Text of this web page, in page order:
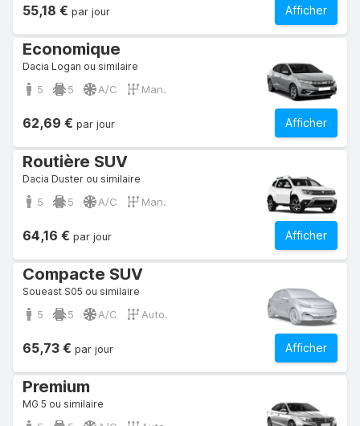
Afficher
55,18 € par jour
Economique
Dacia Logan ou similaire
5 5 A/C Man.
Afficher
62,69 € par jour
Routière SUV
Dacia Duster ou similaire
5 5 A/C Man.
Afficher
64,16 € par jour
Compacte SUV
Soueast S05 ou similaire
5 5 A/C Auto.
Afficher
65,73 € par jour
Premium
MG 5 ou similaire